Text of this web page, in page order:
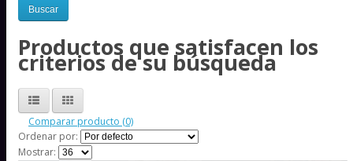
Productos que satisfacen los
criterios de su búsqueda
Comparar producto (0)
Ordenar por:
Mostrar: